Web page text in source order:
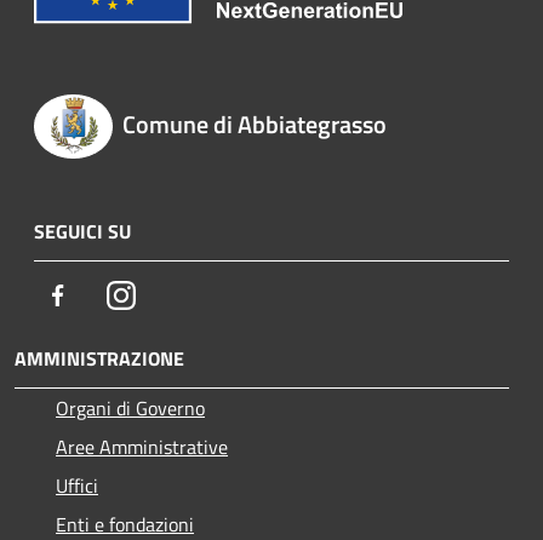
Comune di Abbiategrasso
SEGUICI SU
FacebookInstagram
AMMINISTRAZIONE
Organi di Governo
Aree Amministrative
Uffici
Enti e fondazioni